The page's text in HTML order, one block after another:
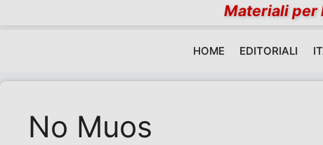
Materiali per
HOME EDITORIALI
No Muos